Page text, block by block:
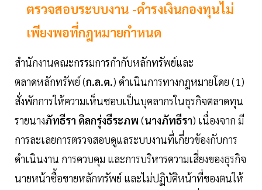
ตรวจสอบระบบงาน -ดำรงเงินกองทุนไม่
เพียงพอที่กฎหมายกำหนด
สำนักงานคณะกรรมการกำกับหลักทรัพย์และ
ตลาดหลักทรัพย์ (ก.ล.ต.) ดำเนินการทางกฎหมายโดย (1)
สั่งพักการให้ความเห็นชอบเป็นบุคลากรในธุรกิจตลาดทุน
รายนางภัทธีรา ดิลกรุ่งธีระภพ (นางภัทธีรา) เนื่องจาก มี
การละเลยการตรวจสอบดูแลระบบงานที่เกี่ยวข้องกับการ
ดำเนินงาน การควบคุม และการบริหารความเสี่ยงของธุรกิจ
นายหน้าซื้อขายหลักทรัพย์ และไม่ปฏิบัติหน้าที่ของตนให้